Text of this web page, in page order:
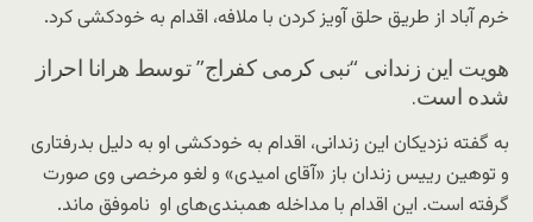
خرم آباد از طریق حلق آویز کردن با ملافه، اقدام به خودکشی کرد.
هویت این زندانی “نبی کرمی کفراج” توسط هرانا احراز
شده است.
به گفته نزدیکان این زندانی، اقدام به خودکشی او به دلیل بدرفتاری
و توهین رییس زندان باز «آقای امیدی» و لغو مرخصی وی صورت
گرفته است. این اقدام با مداخله همبندی‌های او ناموفق ماند.